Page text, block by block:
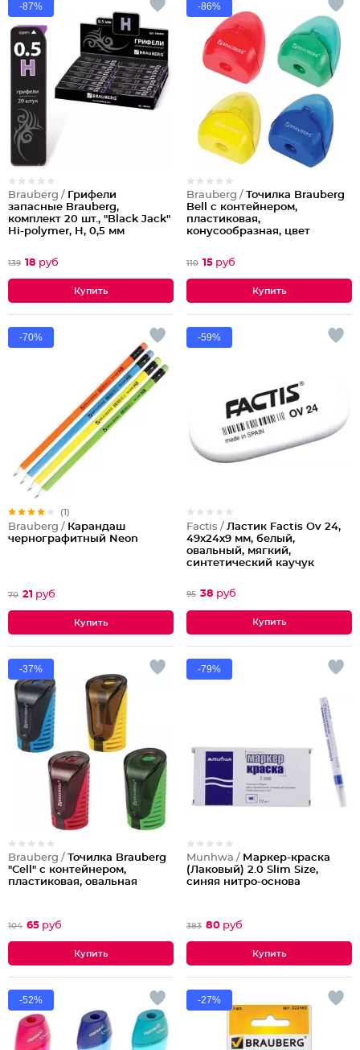
-87%
Brauberg / Грифели
запасные Brauberg,
комплект 20 шт., "Black Jack"
Hi-polymer, H, 0,5 мм
139 18 руб
-86%
Brauberg / Точилка Brauberg
Bell с контейнером,
пластиковая,
конусообразная, цвет
110 15 руб
-70%
(1)
Brauberg / Карандаш
чернографитный Neon
70 21 руб
-59%
Factis / Ластик Factis Ov 24,
49х24х9 мм, белый,
овальный, мягкий,
синтетический каучук
95 38 руб
-37%
Brauberg / Точилка Brauberg
"Cell" с контейнером,
пластиковая, овальная
104 65 руб
-79%
Munhwa / Маркер-краска
(Лаковый) 2.0 Slim Size,
синяя нитро-основа
383 80 руб
-52% -27%